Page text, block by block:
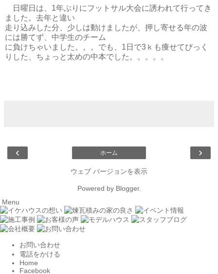
日曜日は、1年ぶりにフットサル大会に誘われて行ってき
ました。去年と違い
走り込みした分、少しは動けましたが、押し寄せる年の波
には勝てず、中学生のチーム
に負けちゃいました。。。でも、1日で3ｋも痩せてびっく
りした、ちょっと太めの中本でした。。。。。
‹ ›
ホーム
ウェブ バージョンを表示
Powered by Blogger.
Menu
お問い合わせ
電話をかける
Home
Facebook